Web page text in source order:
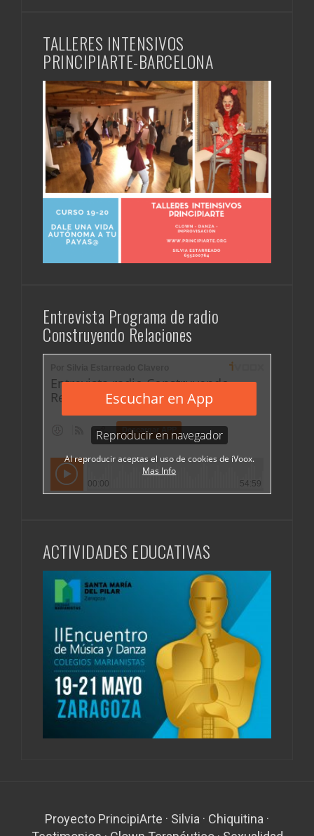
TALLERES INTENSIVOS
PRINCIPIARTE-BARCELONA
Entrevista Programa de radio
Construyendo Relaciones
ACTIVIDADES EDUCATIVAS
Proyecto PrincipiArte · Silvia · Chiquitina ·